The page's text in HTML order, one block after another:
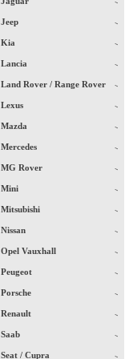
Jeep
Kia
Lancia
Land Rover / Range Rover
Lexus
Mazda
Mercedes
MG Rover
Mini
Mitsubishi
Nissan
Opel Vauxhall
Peugeot
Porsche
Renault
Saab
Seat / Cupra